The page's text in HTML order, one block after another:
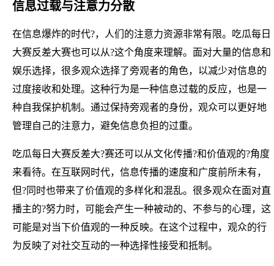
信息过载与注意力分散
在信息爆炸的时代?，人们的注意力资源非常有限。吃瓜每日
大赛反差大赛也可以从?这个角度来理解。面对大量的信息和
娱乐选择，很多观众选择了旁观者的角色，以减少对信息的
过度接收和处理。这种行为是一种信息过载的反应，也是一
种自我保护机制。通过保持旁观者的身份，观众可以更好地
管理自己的注意力，避免信息负担的过重。
吃瓜每日大赛反差大?赛还可以从文化传播?和价值观的?角度
来看待。在互联网时代，信息传播的速度和广度前所未有，
但?同时也带来了价值观的多样化和混乱。很多观众在面对直
播主的?努力时，可能会产生一种被动的、不参与的心理，这
可能是对当下价值观的一种反映。在这个过程中，观众的行
为反映了对社交互动的一种选择性接受和抵制。